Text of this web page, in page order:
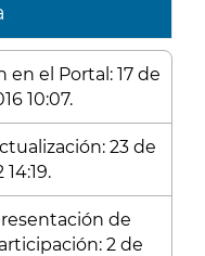
el Portal: 17 de
10:07.
23 de
de
2 de